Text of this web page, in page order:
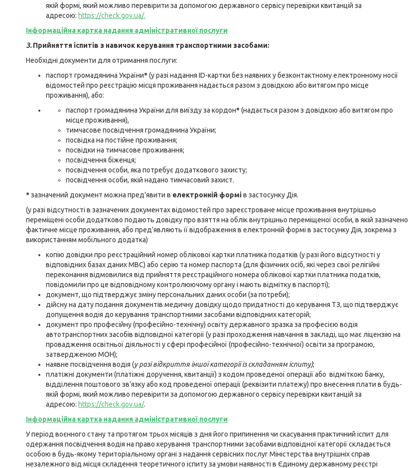
якій формі, який можливо перевірити за допомогою державного сервісу перевірки квитанцій за
адресою: https://check.gov.ua/.
Інформаційна картка надання адміністративної послуги
3.Прийняття іспитів з навичок керування транспортними засобами:
Необхідні документи для отримання послуги:
паспорт громадянина України*(у разі надання ID-картки без наявних у безконтактному електронному носії
відомостей про реєстрацію місця проживання надається разом з довідкою або витягом про місце
проживання), або:
паспорт громадянина України для виїзду за кордон*(надається разом з довідкою або витягом про
місце проживання),
тимчасове посвідчення громадянина України;
посвідка на постійне проживання;
посвідки на тимчасове проживання;
посвідчення біженця;
посвідчення особи, яка потребує додаткового захисту;
посвідчення особи, якій надано тимчасовий захист.
*зазначений документ можна пред’явити в електронній формів застосунку Дія.
(у разі відсутності в зазначених документах відомостей про зареєстроване місце проживання внутрішньо
переміщені особи додатково подають довідку про взяття на облік внутрішньо переміщеної особи, в якій зазначено
фактичне місце проживання, або пред’являють її відображення в електронній формі в застосунку Дія, зокрема з
використанням мобільного додатка)
копію довідки про реєстраційний номер облікової картки платника податків (у разі його відсутності у
відповідних базах даних МВС) або серію та номер паспорта (для фізичних осіб, які через свої релігійні
переконання відмовилися від прийняття реєстраційного номера облікової картки платника податків,
повідомили про це відповідному контролюючому органу і мають відмітку в паспорті);
документ, що підтверджує зміну персональних даних особи (за потреби);
дійсну на дату подання документів медичну довідку щодо придатності до керування ТЗ, що підтверджує
допущення водія до керування транспортними засобами відповідних категорій;
документ про професійну (професійно-технічну) освіту державного зразка за професією водія
автотранспортних засобів відповідної категорії (у разі проходження навчання в закладі, що має ліцензію на
провадження освітньої діяльності у сфері професійної (професійно-технічної) освіти за програмою,
затвердженою МОН);
наявне посвідчення водія (уразі відкриття іншоїкатегорії із складанням іспиту);
платіжні документи (платіжні доручення, квитанції) з кодом проведеної операції або відміткою банку,
відділення поштового зв’язку або код проведеної операції (реквізити платежу) про внесення плати в будь-
якій формі, який можливо перевірити за допомогою державного сервісу перевірки квитанцій за
адресою: https://check.gov.ua/.
Інформаційна картка надання адміністративної послуги
У період воєнного стану та протягом трьох місяців з дня його припинення чи скасування практичний іспит для
одержання посвідчення водія на право керування транспортними засобами відповідної категорії складається
особою в будь-якому територіальному органі з надання сервісних послуг Міністерства внутрішніх справ
незалежного від місця складення теоретичного іспиту за умови наявності в Єдиному державному реєстрі